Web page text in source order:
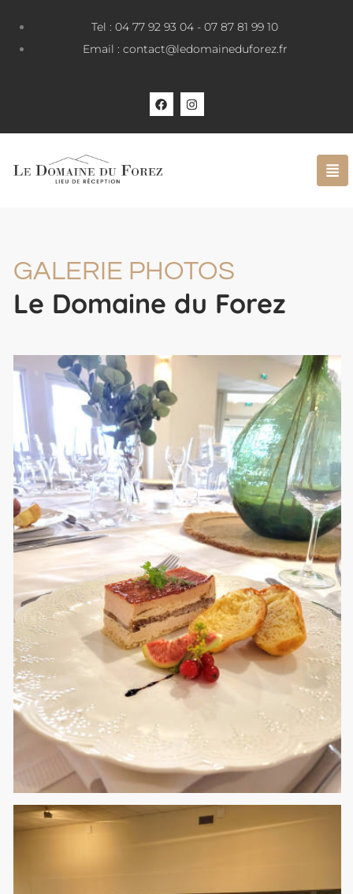
Tel : 04 77 92 93 04 - 07 87 81 99 10
Email : contact@ledomaineduforez.fr
GALERIE PHOTOS
Le Domaine du Forez